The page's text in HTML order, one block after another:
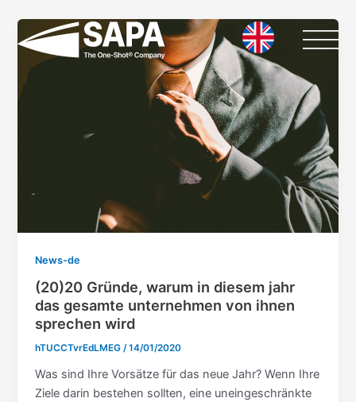
contenuto
News-de
(20)20 Gründe, warum in diesem jahr
das gesamte unternehmen von ihnen
sprechen wird
hTUCCTvrEdLMEG/14/01/2020
Was sind Ihre Vorsätze für das neue Jahr? Wenn Ihre
Ziele darin bestehen sollten, eine uneingeschränkte